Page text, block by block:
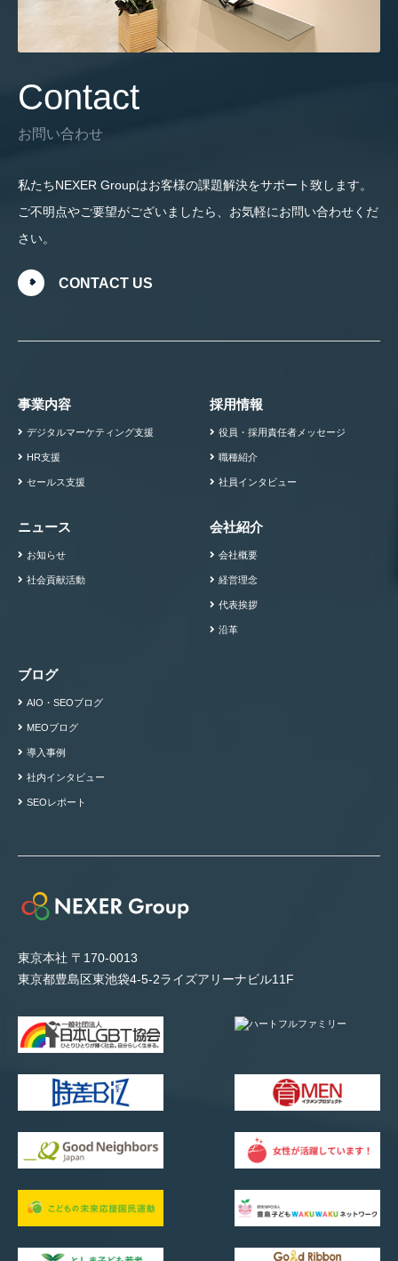
Contact
お問い合わせ
私たちNEXER Groupはお客様の課題解決をサポート致します。
ご不明点やご要望がございましたら、お気軽にお問い合わせくだ
さい。
CONTACT US
東京本社 〒170-0013
東京都豊島区東池袋4-5-2ライズアリーナビル11F
事業内容
デジタルマーケティング支援
HR支援
セールス支援
採用情報
役員・採用責任者メッセージ
職種紹介
社員インタビュー
ニュース
お知らせ
社会貢献活動
会社紹介
会社概要
経営理念
代表挨拶
沿革
ブログ
AIO・SEOブログ
MEOブログ
導入事例
社内インタビュー
SEOレポート